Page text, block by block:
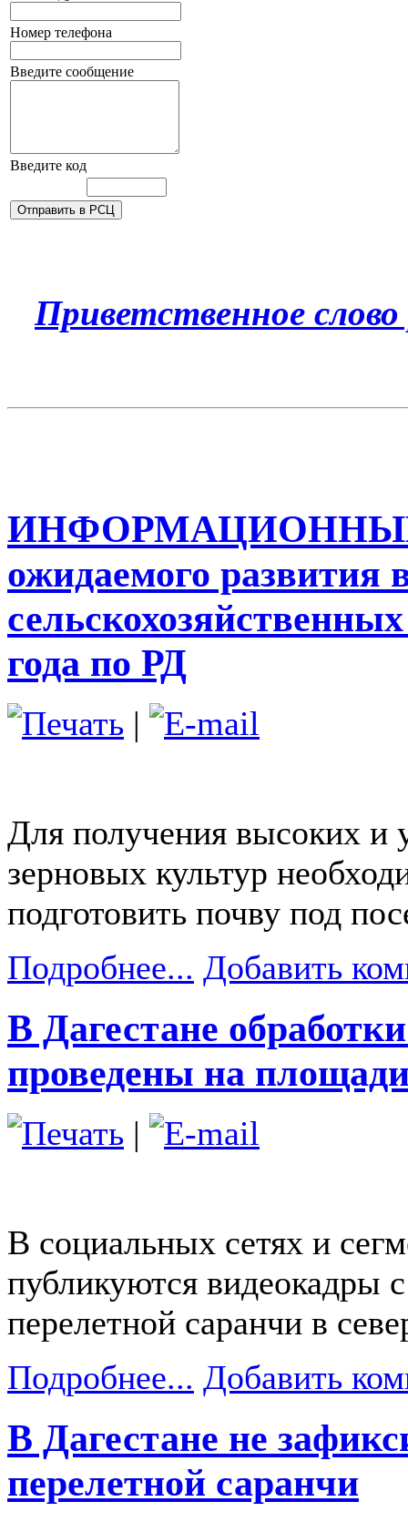
Номер телефона
Введите сообщение
Введите код
Приветственное слово
ИНФОРМАЦИОННЫЙ
ожидаемого развития
года по РД
|
Для получения высоких и
зерновых культур
подготовить почву под
Подробнее... Добавить
В Дагестане
проведены на
|
В социальных сетях и
публикуются видеокадры
перелетной саранчи в
Подробнее... Добавить
В Дагестане не
перелетной саранчи